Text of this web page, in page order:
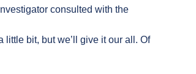
consulted with the
little bit, but we’ll give it our all. Of